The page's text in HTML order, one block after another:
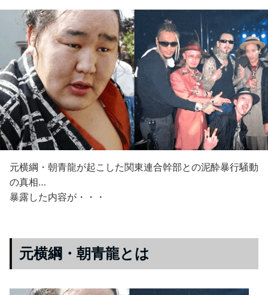
元横綱・朝青龍が起こした関東連合幹部との泥酔暴行騒動
の真相…
暴露した内容が・・・
元横綱・朝青龍とは